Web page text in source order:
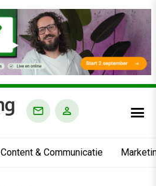
Content & Communicatie